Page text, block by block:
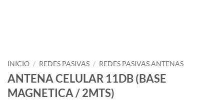
INICIO / REDES PASIVAS / REDES PASIVAS ANTENAS
ANTENA CELULAR 11DB (BASE
MAGNETICA / 2MTS)